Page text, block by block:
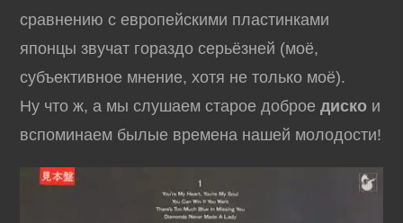
сравнению с европейскими пластинками
японцы звучат гораздо серьёзней (моё,
субъективное мнение, хотя не только моё).
Ну что ж, а мы слушаем старое доброедиско и
вспоминаем былые времена нашей молодости!